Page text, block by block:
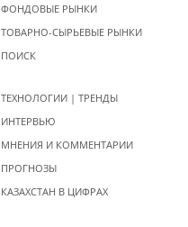
ФОНДОВЫЕ РЫНКИ
ТОВАРНО-СЫРЬЕВЫЕ РЫНКИ
ПОИСК
ТЕХНОЛОГИИ | ТРЕНДЫ
ИНТЕРВЬЮ
МНЕНИЯ И КОММЕНТАРИИ
ПРОГНОЗЫ
КАЗАХСТАН В ЦИФРАХ